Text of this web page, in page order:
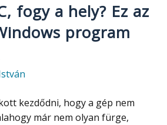
fogy a hely? Ez az
program
kezdődni, hogy a gép nem
már nem olyan fürge,